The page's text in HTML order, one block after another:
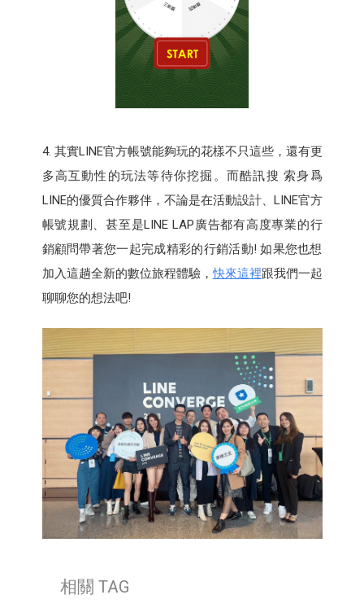
4. 其實LINE官方帳號能夠玩的花樣不只這些，還有更
多高互動性的玩法等待你挖掘。而酷訊搜 索身爲
LINE的優質合作夥伴，不論是在活動設計、LINE官方
帳號規劃、甚至是LINE LAP廣告都有高度專業的行
銷顧問帶著您一起完成精彩的行銷活動! 如果您也想
加入這趟全新的數位旅程體驗，快來這裡跟我們一起
聊聊您的想法吧!
相關 TAG